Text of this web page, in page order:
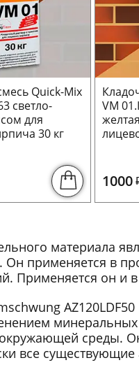
Quick-Mix
светло-
для
30 кг
VM
1000
материала
применяется в
он и в
среды.
все существующие